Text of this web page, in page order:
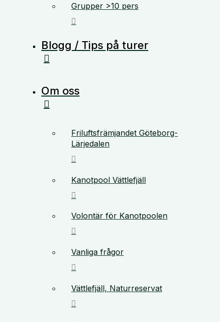
Grupper >10 pers
Blogg / Tips på turer
Om oss
Friluftsfrämjandet Göteborg-
Lärjedalen
Kanotpool Vättlefjäll
Volontär för Kanotpoolen
Vanliga frågor
Vättlefjäll, Naturreservat